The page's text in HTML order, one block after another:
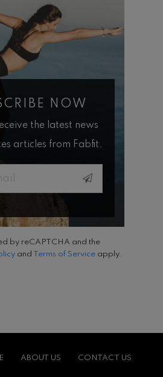
NOW
the latest news
articles from Fabfit.
by reCAPTCHA and the
and Terms of Service apply.
ABOUT US CONTACT US